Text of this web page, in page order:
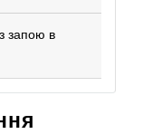
запою в